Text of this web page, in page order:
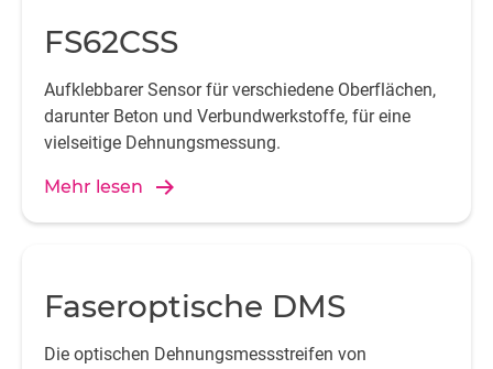
FS62CSS
Aufklebbarer Sensor für verschiedene Oberflächen,
darunter Beton und Verbundwerkstoffe, für eine
vielseitige Dehnungsmessung.
Mehr lesen
Faseroptische DMS
Die optischen Dehnungsmessstreifen von